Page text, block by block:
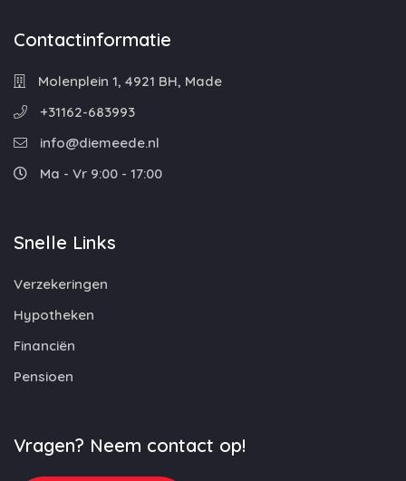
Contactinformatie
Molenplein 1, 4921 BH, Made
+31162-683993
info@diemeede.nl
Ma - Vr 9:00 - 17:00
Snelle Links
Verzekeringen
Hypotheken
Financiën
Pensioen
Vragen? Neem contact op!